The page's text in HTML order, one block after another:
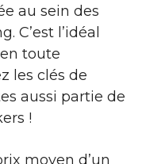
au sein des
C’est l’idéal
toute
les clés de
aussi partie de
!
moyen d’un